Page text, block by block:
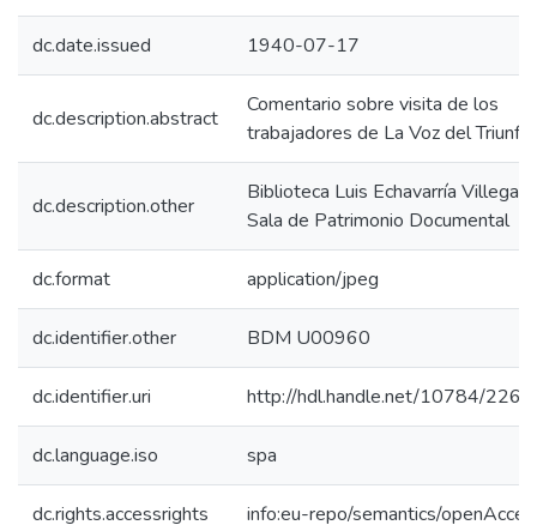
dc.date.issued 1940-07-17
dc.description.abstract
Comentario sobre visita de los
trabajadores de La Voz del Triunfo.
dc.description.other
Biblioteca Luis Echavarría Villegas,
Sala de Patrimonio Documental
dc.format application/jpeg
dc.identifier.other BDM U00960
dc.identifier.uri http://hdl.handle.net/10784/
dc.language.iso spa
dc.rights.accessrights info:eu-repo/semantics/